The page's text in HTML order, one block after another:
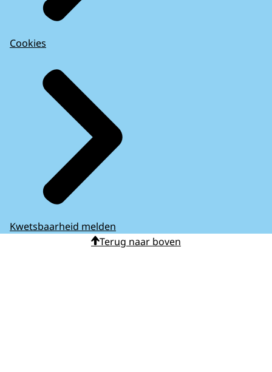
Cookies
Kwetsbaarheid melden
Terug naar boven